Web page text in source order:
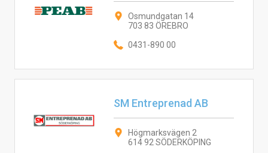
Osmundgatan 14
703 83 ÖREBRO
0431-890 00
SM Entreprenad AB
Högmarksvägen 2
614 92 SÖDERKÖPING